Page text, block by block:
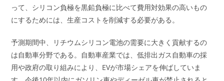
って、シリコン負極を黒鉛負極に比べて費用対効果の高いもの
にするためには、生産コストを削減する必要がある。
予測期間中、リチウムシリコン電池の需要に大きく貢献するの
は自動車分野である。自動車産業では、低排出ガス自動車の採
用や政府の取り組みにより、EVが市場シェアを伸ばしていま